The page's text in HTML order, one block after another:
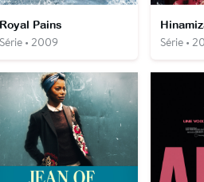
Pains
• 2009 Série •